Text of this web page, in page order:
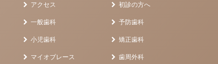
アクセス 初診の方へ
一般歯科 予防歯科
小児歯科 矯正歯科
マイオブレース
歯周外科